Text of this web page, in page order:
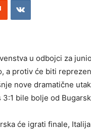
u odbojci za
a protiv će biti
nove dramatične
bile bolje od
će igrati finale,